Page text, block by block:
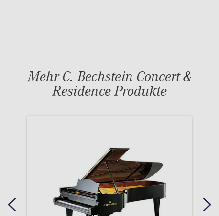
Mehr C. Bechstein Concert &
Residence Produkte